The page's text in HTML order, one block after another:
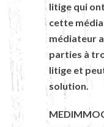
litige qui
cette
médiateur
parties à
litige et
solution.